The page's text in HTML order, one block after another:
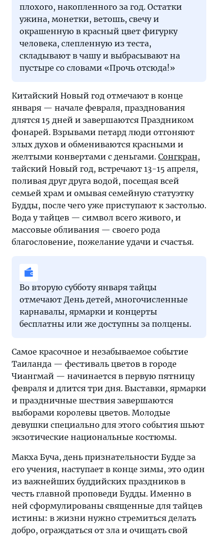
плохого, накопленного за год. Остатки
ужина, монетки, ветошь, свечу и
окрашенную в красный цвет фигурку
человека, слепленную из теста,
складывают в чашу и выбрасывают на
пустыре со словами «Прочь отсюда!»
Китайский Новый год отмечают в конце
января — начале февраля, празднования
длятся 15 дней и завершаются Праздником
фонарей. Взрывами петард люди отгоняют
злых духов и обмениваются красными и
желтыми конвертами с деньгами. Сонгкран,
тайский Новый год, встречают 13-15 апреля,
поливая друг друга водой, посещая всей
семьей храм и омывая семейную статуэтку
Будды, после чего уже приступают к застолью.
Вода у тайцев — символ всего живого, и
массовые обливания — своего рода
благословение, пожелание удачи и счастья.
Во вторую субботу января тайцы
отмечают День детей, многочисленные
карнавалы, ярмарки и концерты
бесплатны или же доступны за полцены.
Самое красочное и незабываемое событие
Таиланда — фестиваль цветов в городе
Чиангмай — начинается в первую пятницу
февраля и длится три дня. Выставки, ярмарки
и праздничные шествия завершаются
выборами королевы цветов. Молодые
девушки специально для этого события шьют
экзотические национальные костюмы.
Макха Буча, день признательности Будде за
его учения, наступает в конце зимы, это один
из важнейших буддийских праздников в
честь главной проповеди Будды. Именно в
ней сформулированы священные для тайцев
истины: в жизни нужно стремиться делать
добро, ограждаться от зла и очищать свой